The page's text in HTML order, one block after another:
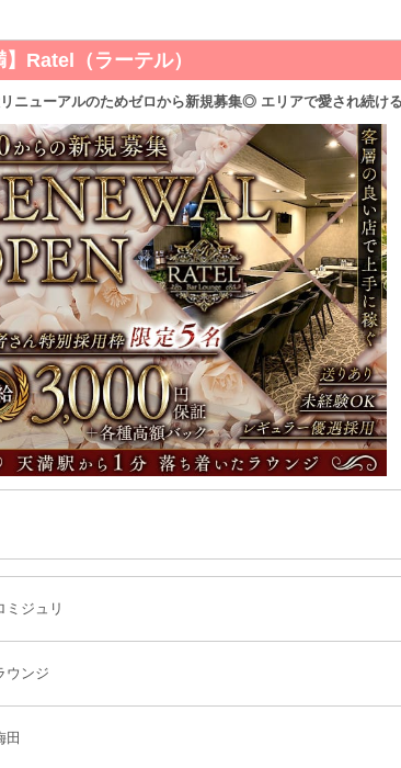
ル）
ロから新規募集◎ エリアで愛され続ける大人気店♪ 働きやす
時給
営業時間
20:00～
間や頻
◆レギュ
業種/エリア
梅田 ラ
職種
カウン
住所
大阪府
最寄り駅
大阪環
「扇町
六丁目駅
ミジュリ
ウンジ
田